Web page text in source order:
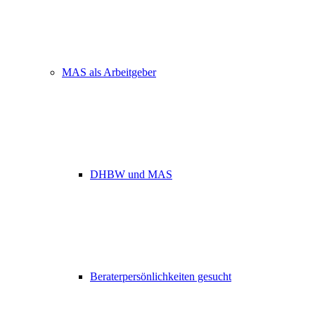
MAS als Arbeitgeber
DHBW und MAS
Beraterpersönlichkeiten gesucht